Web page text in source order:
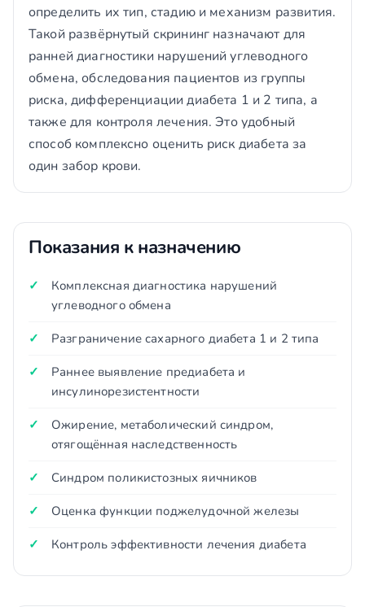
определить их тип, стадию и механизм развития.
Такой развёрнутый скрининг назначают для
ранней диагностики нарушений углеводного
обмена, обследования пациентов из группы
риска, дифференциации диабета 1 и 2 типа, а
также для контроля лечения. Это удобный
способ комплексно оценить риск диабета за
один забор крови.
Показания к назначению
Комплексная диагностика нарушений
углеводного обмена
Разграничение сахарного диабета 1 и 2 типа
Раннее выявление предиабета и
инсулинорезистентности
Ожирение, метаболический синдром,
отягощённая наследственность
Синдром поликистозных яичников
Оценка функции поджелудочной железы
Контроль эффективности лечения диабета